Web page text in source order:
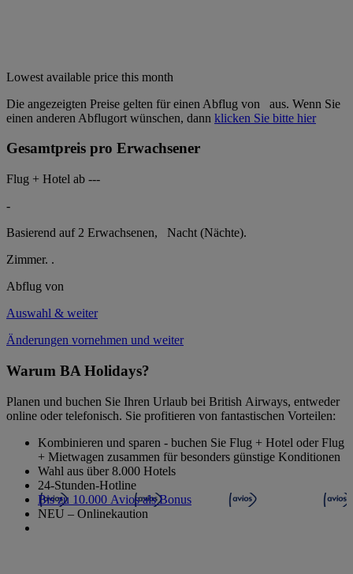
Lowest available price this month
Die angezeigten Preise gelten für einen Abflug von
aus. Wenn Sie
einen anderen Abflugort wünschen, dann klicken Sie bitte hier
Gesamtpreis pro Erwachsener
Flug + Hotel ab ---
-
Basierend auf 2 Erwachsenen,
Nacht (Nächte).
Zimmer. .
Abflug von
Auswahl & weiter
Änderungen vornehmen und weiter
Warum BA Holidays?
Planen und buchen Sie Ihren Urlaub bei British Airways, entweder
online oder telefonisch. Sie profitieren von fantastischen Vorteilen:
Kombinieren und sparen - buchen Sie Flug + Hotel oder Flug
+ Mietwagen zusammen für besonders günstige Konditionen
Wahl aus über 8.000 Hotels
24-Stunden-Hotline
Bis zu 10.000 Avios als Bonus
NEU – Onlinekaution